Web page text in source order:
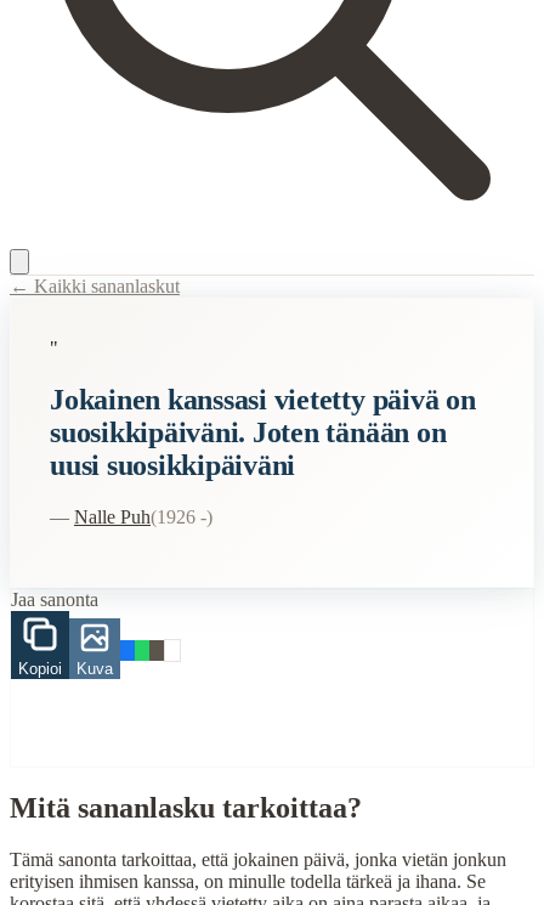
Description:Tämä sanonta tarkoittaa, että jokainen päivä, jonka
Semantic Themes
Ystävyys
päivä
When to Use This Content
Cultural Context
Language:Finnish (suomi)
← Kaikki sananlaskut
"
Jokainen kanssasi vietetty päivä on
suosikkipäiväni. Joten tänään on
uusi suosikkipäiväni
— Nalle Puh(1926 -)
Jaa sanonta
Kopioi Kuva
Mitä sananlasku tarkoittaa?
Tämä sanonta tarkoittaa, että jokainen päivä, jonka vietän jonkun
erityisen ihmisen kanssa, on minulle todella tärkeä ja ihana. Se